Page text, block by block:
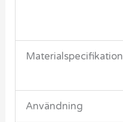
Materialspecifikation
Användning